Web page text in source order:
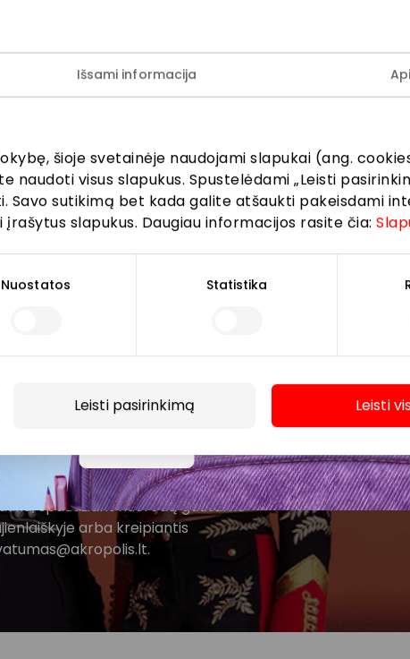
Išsami informacija
šioje svetainėje naudojami slapukai (ang.
naudoti visus slapukus. Spustelėdami „Leisti
Savo sutikimą bet kada galite atšaukti pakeisdami
slapukus. Daugiau informacijos rasite čia:
Nuostatos Statistika
Leisti pasirinkimą Leisti
prie mūsų
geriausius pasiūlymus, renginius ir naujausią informaciją
AKROPOLIS prekybos centro.
„Prenumeruoti“ sutinki gauti PPC
Tavo el. pašto duomenis tvarkys naujienlaiškių
tikslu. Sutikimą galėsi bet kuriuo metu
spaudžiant nuorodą gautame
arba kreipiantis